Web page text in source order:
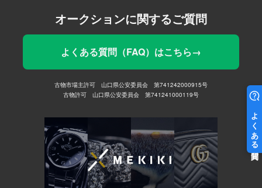
オークションに関するご質問
よくある質問（FAQ）はこちら→
古物市場主許可 山口県公安委員会 第741242000915号
古物許可 山口県公安委員会 第741241000119号